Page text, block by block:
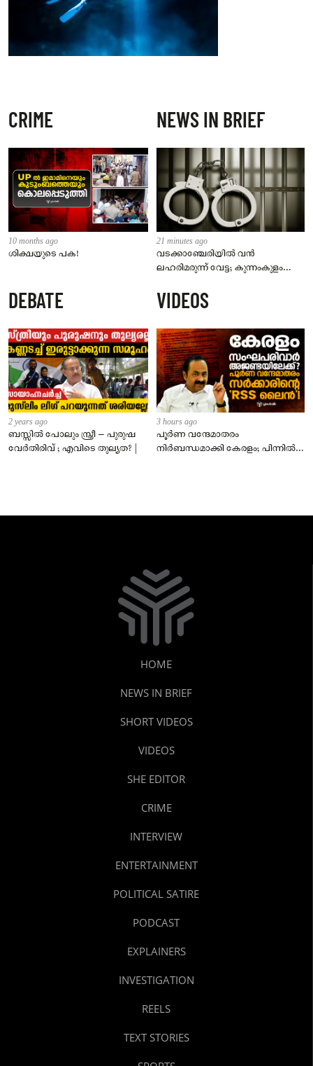
CRIME
10 months ago
ശിക്ഷയുടെ പക!
NEWS IN BRIEF
21 minutes ago
വടക്കാഞ്ചേരിയിൽ വൻ
ലഹരിമരുന്ന് വേട്ട; കുന്നംകുളം
DEBATE
2 years ago
ബസ്സിൽ പോലും സ്ത്രീ – പുരുഷ
വേർതിരിവ് ; എവിടെ തുല്യത? |
VIDEOS
3 hours ago
പൂർണ വന്ദേമാതരം
നിർബന്ധമാക്കി കേരളം; പിന്നിൽ
HOME
NEWS IN BRIEF
SHORT VIDEOS
VIDEOS
SHE EDITOR
CRIME
INTERVIEW
ENTERTAINMENT
POLITICAL SATIRE
PODCAST
EXPLAINERS
INVESTIGATION
REELS
TEXT STORIES